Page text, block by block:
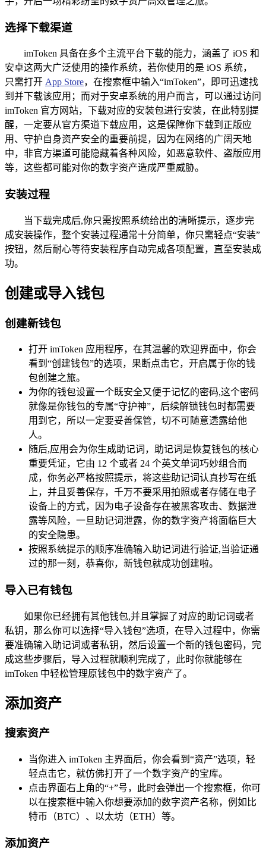
选择下载渠道
imToken 具备在多个主流平台下载的能力，涵盖了 iOS 和
安卓这两大广泛使用的操作系统，若你使用的是 iOS 系统，
只需打开 App Store，在搜索框中输入“imToken”，即可迅速找
到并下载该应用；而对于安卓系统的用户而言，可以通过访问
imToken 官方网站，下载对应的安装包进行安装，在此特别提
醒，一定要从官方渠道下载应用，这是保障你下载到正版应
用、守护自身资产安全的重要前提，因为在网络的广阔天地
中，非官方渠道可能隐藏着各种风险，如恶意软件、盗版应用
等，这些都可能对你的数字资产造成严重威胁。
安装过程
当下载完成后,你只需按照系统给出的清晰提示，逐步完
成安装操作，整个安装过程通常十分简单，你只需轻点“安装”
按钮，然后耐心等待安装程序自动完成各项配置，直至安装成
功。
创建或导入钱包
创建新钱包
打开 imToken 应用程序，在其温馨的欢迎界面中，你会
看到“创建钱包”的选项，果断点击它，开启属于你的钱
包创建之旅。
为你的钱包设置一个既安全又便于记忆的密码,这个密码
就像是你钱包的专属“守护神”，后续解锁钱包时都需要
用到它，所以一定要妥善保管，切不可随意透露给他
人。
随后,应用会为你生成助记词，助记词是恢复钱包的核心
重要凭证，它由 12 个或者 24 个英文单词巧妙组合而
成，你务必严格按照提示，将这些助记词认真抄写在纸
上，并且妥善保存，千万不要采用拍照或者存储在电子
设备上的方式，因为电子设备存在被黑客攻击、数据泄
露等风险，一旦助记词泄露，你的数字资产将面临巨大
的安全隐患。
按照系统提示的顺序准确输入助记词进行验证,当验证通
过的那一刻，恭喜你，新钱包就成功创建啦。
导入已有钱包
如果你已经拥有其他钱包,并且掌握了对应的助记词或者
私钥，那么你可以选择“导入钱包”选项，在导入过程中，你需
要准确输入助记词或者私钥，然后设置一个新的钱包密码，完
成这些步骤后，导入过程就顺利完成了，此时你就能够在
imToken 中轻松管理原钱包中的数字资产了。
添加资产
搜索资产
当你进入 imToken 主界面后，你会看到“资产”选项，轻
轻点击它，就仿佛打开了一个数字资产的宝库。
点击界面右上角的“+”号，此时会弹出一个搜索框，你可
以在搜索框中输入你想要添加的数字资产名称，例如比
特币（BTC）、以太坊（ETH）等。
添加资产